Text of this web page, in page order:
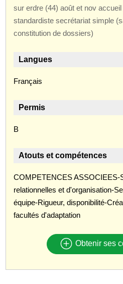
sur erdre (44) août et nov
standardiste secrétariat simple
constitution de dossiers)
Langues
Français
Permis
B
Atouts et compétences
COMPETENCES ASSOCIEES-
relationnelles et d'organisation-
équipe-Rigueur, disponibilité-
facultés d'adaptation
Obtenir ses